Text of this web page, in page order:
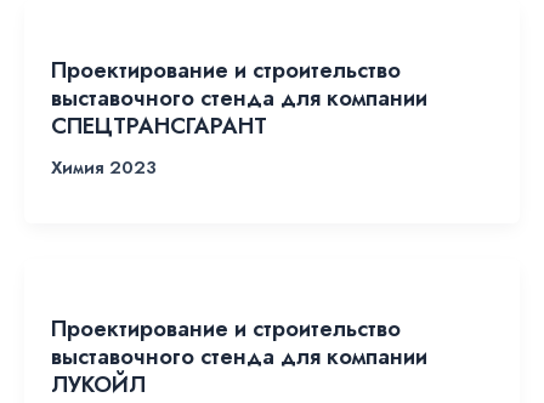
Проектирование и строительство
выставочного стенда для компании
СПЕЦТРАНСГАРАНТ
Химия 2023
Проектирование и строительство
выставочного стенда для компании
ЛУКОЙЛ